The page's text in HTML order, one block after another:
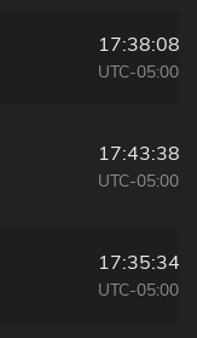
17:38:08
UTC-05:00
17:43:38
UTC-05:00
17:35:34
UTC-05:00